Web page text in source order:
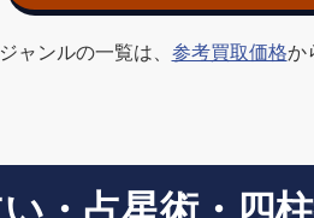
ャンルの一覧は、 参考買取価格か